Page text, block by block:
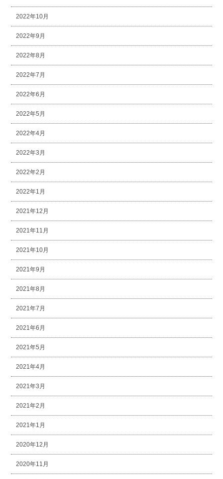
2022年10月
2022年9月
2022年8月
2022年7月
2022年6月
2022年5月
2022年4月
2022年3月
2022年2月
2022年1月
2021年12月
2021年11月
2021年10月
2021年9月
2021年8月
2021年7月
2021年6月
2021年5月
2021年4月
2021年3月
2021年2月
2021年1月
2020年12月
2020年11月